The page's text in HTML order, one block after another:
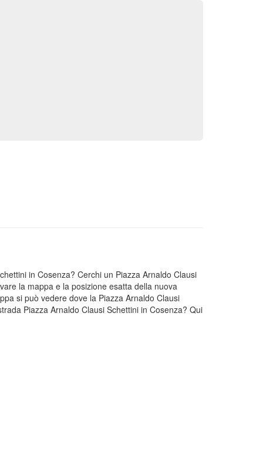
in Cosenza? Cerchi un Piazza Arnaldo Clausi
la mappa e la posizione esatta della nuova
si può vedere dove la Piazza Arnaldo Clausi
Piazza Arnaldo Clausi Schettini in Cosenza? Qui